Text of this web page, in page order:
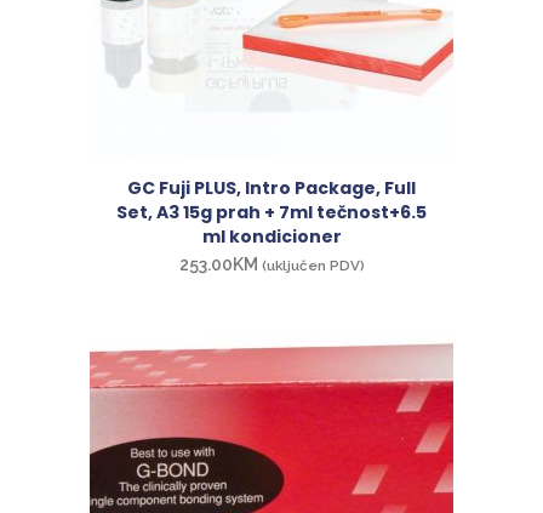
GC Fuji PLUS, Intro Package, Full
Set, A3 15g prah + 7ml tečnost+6.5
ml kondicioner
253.00KM (uključen PDV)